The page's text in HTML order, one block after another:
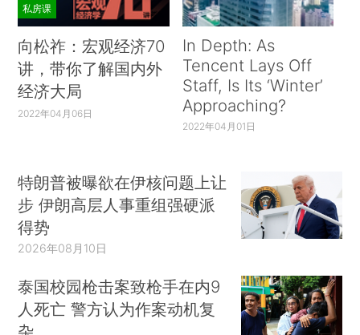
私房课
向松祚：宏观经济70
讲，带你了解国内外
经济大局
2022年04月06日
In Depth: As
Tencent Lays Off
Staff, Is Its ‘Winter’
Approaching?
2022年04月01日
特朗普被曝欲在伊核问题上让
步 伊朗高层人事重组强硬派
得势
2026年08月10日
泰国校园枪击案致枪手在内9
人死亡 警方认为作案动机复